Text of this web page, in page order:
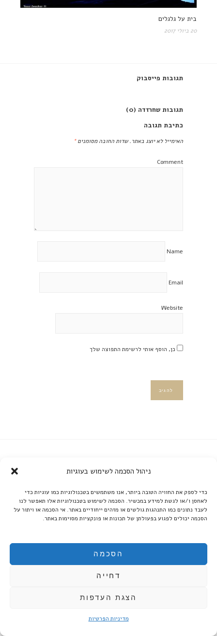
ניהול הסכמה לשימוש בעוגיות
כדי לספק את החוויה הטובה ביותר, אנו משתמשים בטכנולוגיות כמו עוגיות כדי
לאחסן ו/או לגשת למידע במכשיר. הסכמה לשימוש בטכנולוגיות אלו תאפשר לנו
לעבד נתונים כמו התנהגות גולשים או מזהים ייחודיים באתר. אי הסכמה או ויתור על
הסכמה יכולים לפגוע בפעולתן של תכונות או פונקציות מסוימות באתר.
הסכמה
דחייה
הצגת העדפות
מדיניות הפרטיות
בית על גלגלים
20 ביולי 2017
תגובות פייסבוק
תגובות שחרזדה (0)
כתיבת תגובה
האימייל לא יוצג באתר. שדות החובה מסומנים*
Comment
Name
Email
Website
כן, הוסף אותי לרשימת התפוצה שלך
ענן תגיות
אוולין הגואל אלה וסילביצקי אנסמבל פספורט
בקט
האופרה הישראלית
מוצרט מחזמר מיצג